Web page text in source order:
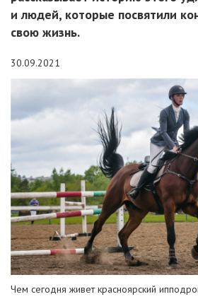
и людей, которые посвятили
свою жизнь.
30.09.2021
Чем сегодня живет красноярский